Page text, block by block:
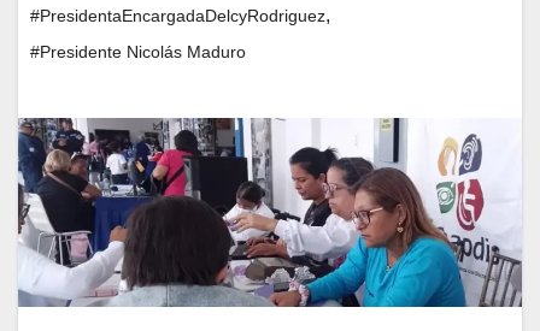
#PresidentaEncargadaDelcyRodriguez,
#Presidente Nicolás Maduro